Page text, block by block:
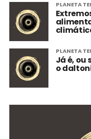
PLANETA
PLANETA
Já é, ou
o